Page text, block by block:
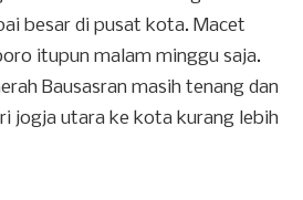
besar di pusat kota. Macet
itupun malam minggu saja.
Bausasran masih tenang dan
jogja utara ke kota kurang lebih